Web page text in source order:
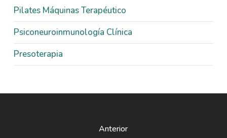
Pilates Máquinas Terapéutico
Psiconeuroinmunología Clínica
Presoterapia
Anterior